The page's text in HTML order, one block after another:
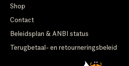
Shop
Contact
Beleidsplan & ANBI status
Terugbetaal- en retourneringsbeleid